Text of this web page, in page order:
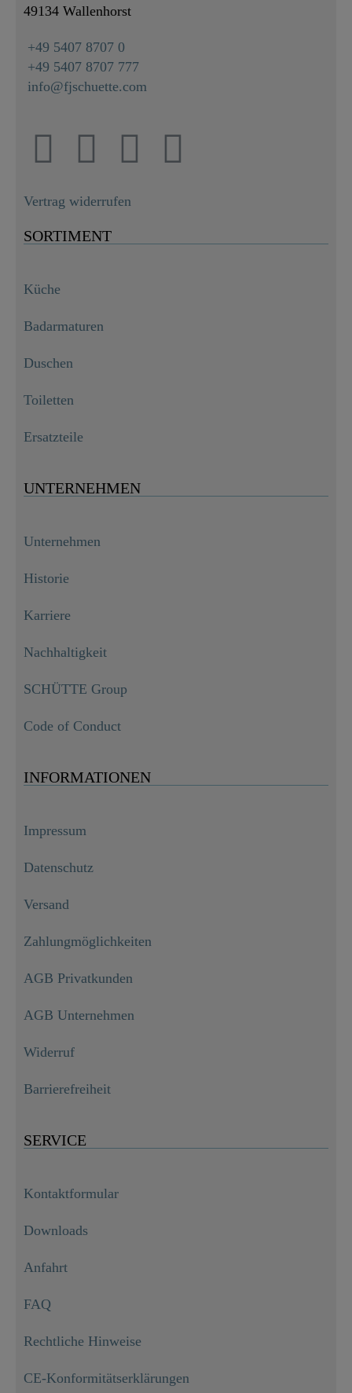
49,99 €
49134 Wallenhorst
+49 5407 8707 0
+49 5407 8707 777
info@fjschuette.com
Vertrag widerrufen
SORTIMENT
Küche
Badarmaturen
Duschen
Toiletten
Ersatzteile
UNTERNEHMEN
Unternehmen
Historie
Karriere
Nachhaltigkeit
SCHÜTTE Group
Code of Conduct
INFORMATIONEN
Impressum
Datenschutz
Versand
Zahlungmöglichkeiten
AGB Privatkunden
AGB Unternehmen
Widerruf
Barrierefreiheit
SERVICE
Kontaktformular
Downloads
Anfahrt
FAQ
Rechtliche Hinweise
CE-Konformitätserklärungen